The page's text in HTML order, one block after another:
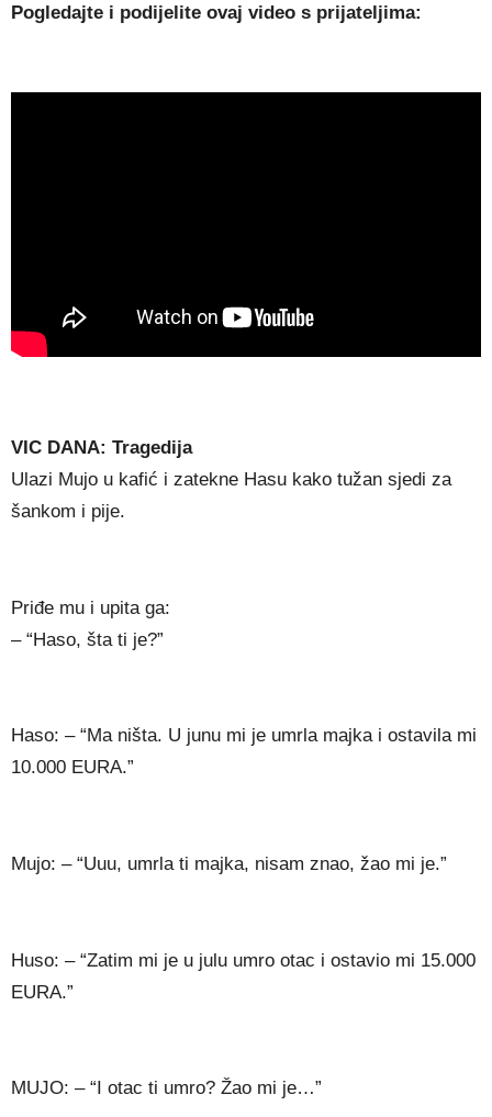
Pogledajte i podijelite ovaj video s prijateljima:
VIC DANA: Tragedija
Ulazi Mujo u kafić i zatekne Hasu kako tužan sjedi za
šankom i pije.
Priđe mu i upita ga:
– “Haso, šta ti je?”
Haso: – “Ma ništa. U junu mi je umrla majka i ostavila mi
10.000 EURA.”
Mujo: – “Uuu, umrla ti majka, nisam znao, žao mi je.”
Huso: – “Zatim mi je u julu umro otac i ostavio mi 15.000
EURA.”
MUJO: – “I otac ti umro? Žao mi je…”